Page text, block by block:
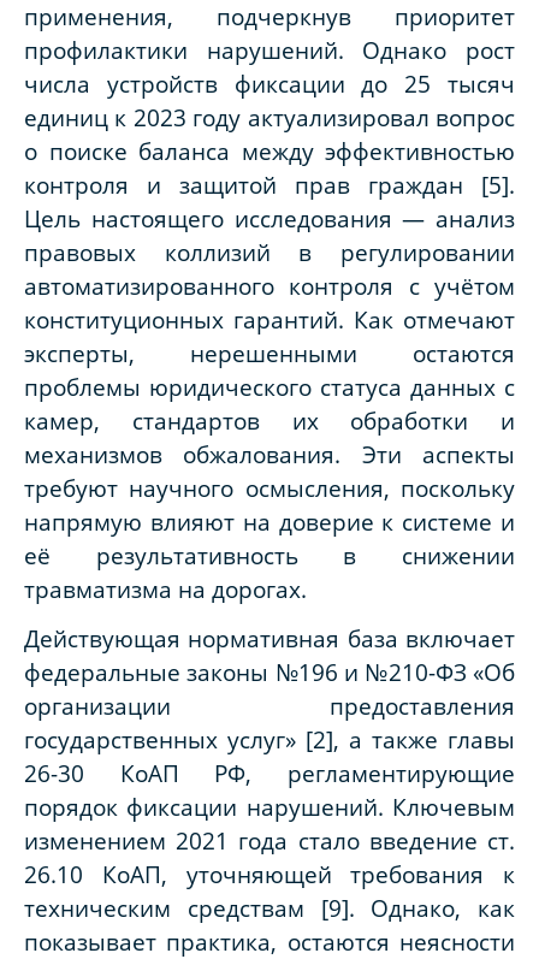
применения, подчеркнув приоритет
профилактики нарушений. Однако рост
числа устройств фиксации до 25 тысяч
единиц к 2023 году актуализировал вопрос
о поиске баланса между эффективностью
контроля и защитой прав граждан [5].
Цель настоящего исследования — анализ
правовых коллизий в регулировании
автоматизированного контроля с учётом
конституционных гарантий. Как отмечают
эксперты, нерешенными остаются
проблемы юридического статуса данных с
камер, стандартов их обработки и
механизмов обжалования. Эти аспекты
требуют научного осмысления, поскольку
напрямую влияют на доверие к системе и
её результативность в снижении
травматизма на дорогах.
Действующая нормативная база включает
федеральные законы №196 и №210-ФЗ «Об
организации предоставления
государственных услуг» [2], а также главы
26-30 КоАП РФ, регламентирующие
порядок фиксации нарушений. Ключевым
изменением 2021 года стало введение ст.
26.10 КоАП, уточняющей требования к
техническим средствам [9]. Однако, как
показывает практика, остаются неясности